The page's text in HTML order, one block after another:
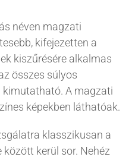
néven magzati
kifejezetten a
kiszűrésére alkalmas
összes súlyos
kimutatható. A magzati
képekben láthatóak.
klasszikusan a
között kerül sor. Nehéz